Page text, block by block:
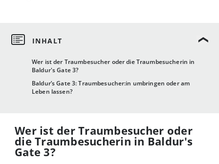
Wer ist der Traumbesucher oder die Traumbesucherin in
Baldur's Gate 3?
Baldur’s Gate 3: Traumbesucher:in umbringen oder am
Leben lassen?
Wer ist der Traumbesucher oder
die Traumbesucherin in Baldur's
Gate 3?